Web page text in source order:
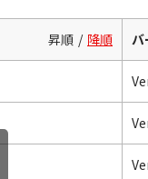
昇順 降順 バ